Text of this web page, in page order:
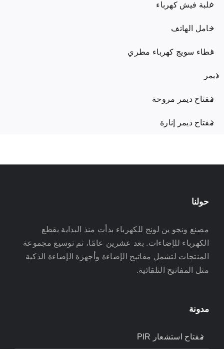
علبة فيش كهرباء
حامل الهاتف
غطاء سويج كهرباء مطري
ديمر
مفتاح ديمر مروحة
مفتاح ديمر إنارة
حولنا
مصنع ونجو ين لونج للكهرباء بدأت منذ البداية بقطع
الكهرباء للإضاءات. بعد عشرين عامًا، تم توسيع مجموعة
المنتجات لتشمل مفاتيح الإضاءة وأجهزة الإضاءة الذكية
مثل المفاتيح التلقائية.
مدونة
مفتاح استشعار PIR